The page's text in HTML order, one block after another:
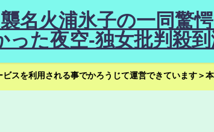
名火浦氷子の一同驚
た夜空-独女批判殺
スを利用される事でかろうじて運営できています＞